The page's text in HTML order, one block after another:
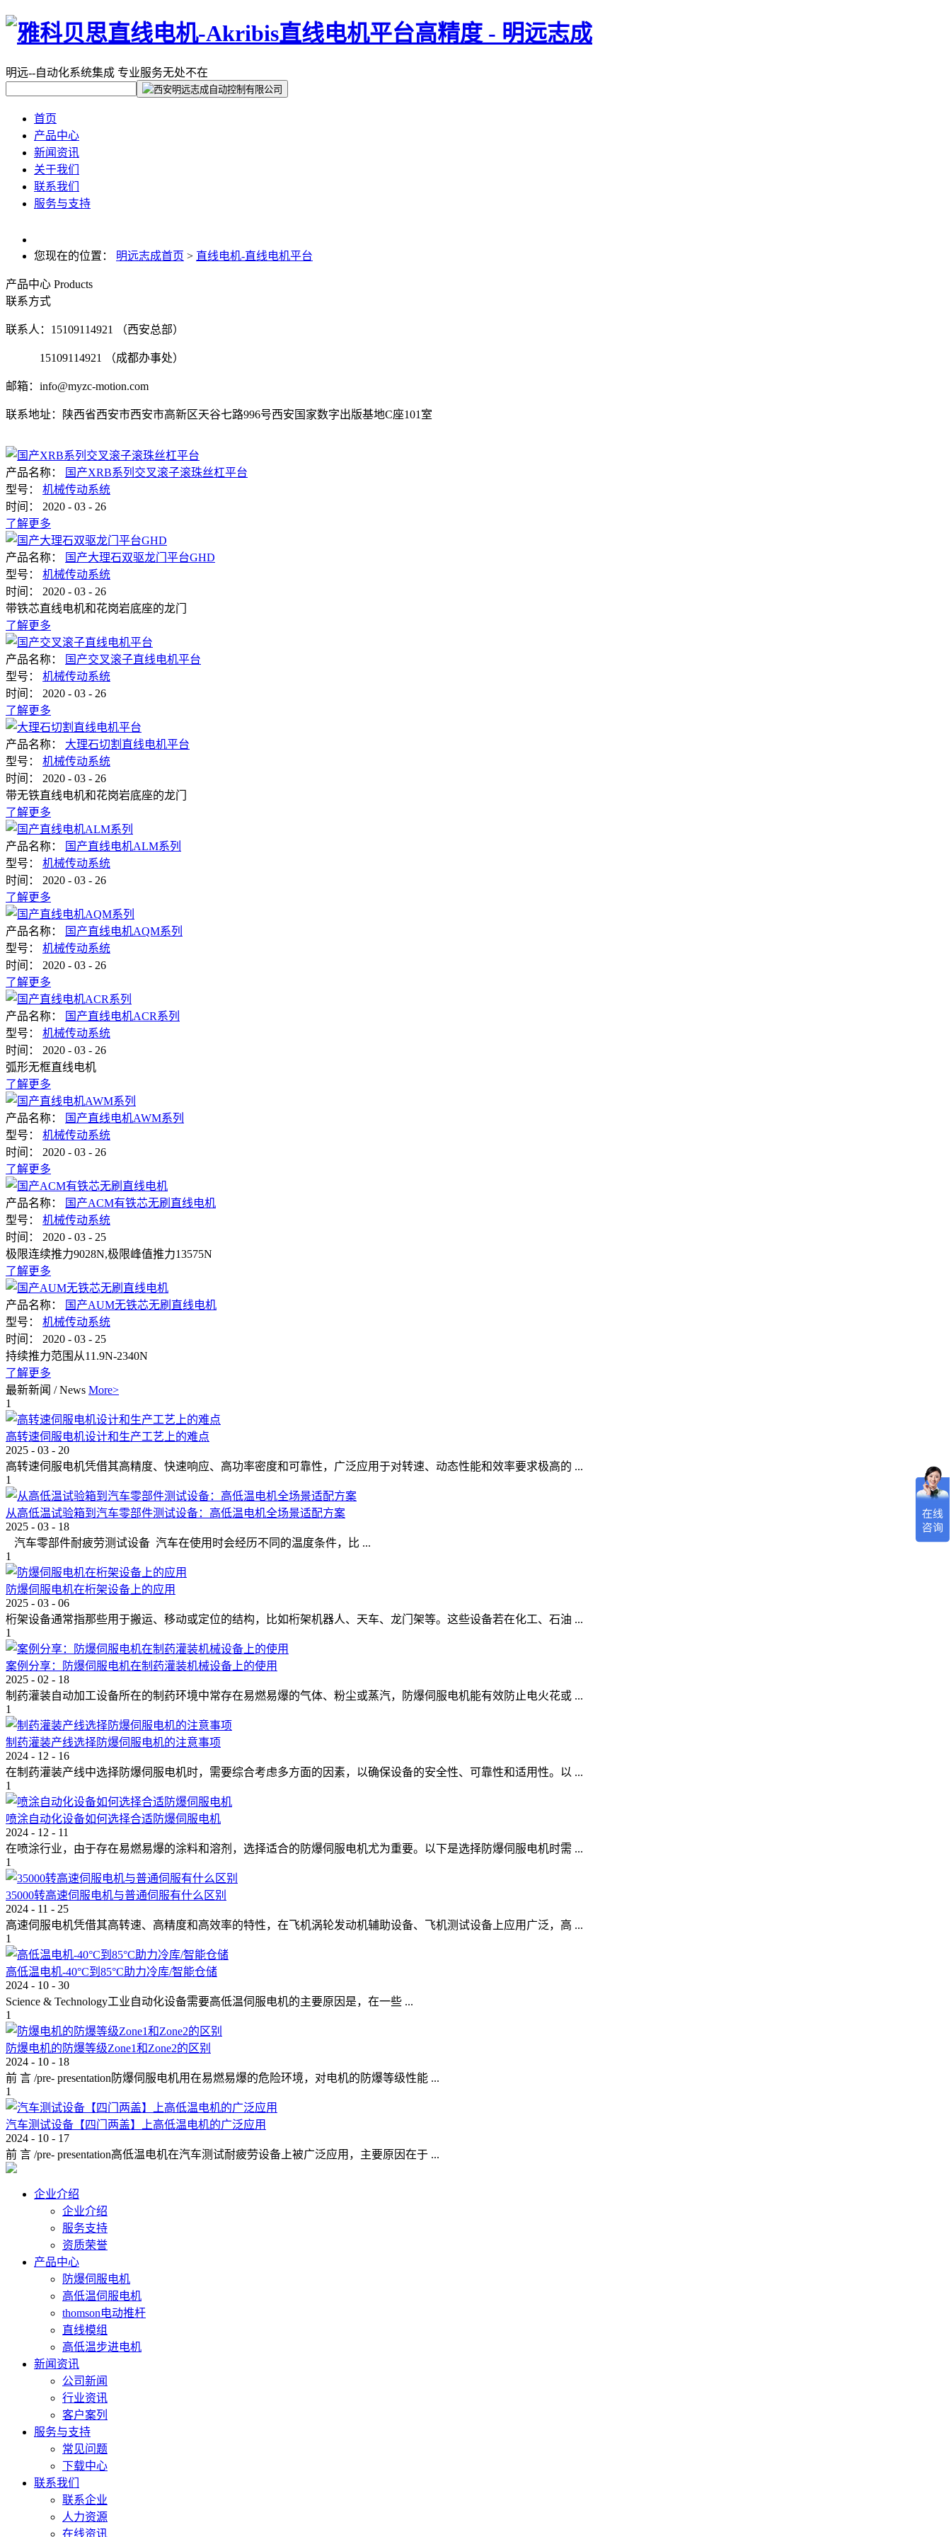
明远--自动化系统集成 专业服务无处不在
首页
产品中心
新闻资讯
关于我们
联系我们
服务与支持
您现在的位置： 明远志成首页 > 直线电机-直线电机平台
产品中心 Products
联系方式
联系人：15109114921 （西安总部）
15109114921 （成都办事处）
邮箱：info@myzc-motion.com
联系地址：陕西省西安市西安市高新区天谷七路996号西安国家数字出版基地C座101室
产品名称：
国产XRB系列交叉滚子滚珠丝杠平台
型号：
机械传动系统
时间：
2020 - 03 - 26
了解更多
产品名称：
国产大理石双驱龙门平台GHD
型号：
机械传动系统
时间：
2020 - 03 - 26
带铁芯直线电机和花岗岩底座的龙门
了解更多
产品名称：
国产交叉滚子直线电机平台
型号：
机械传动系统
时间：
2020 - 03 - 26
了解更多
产品名称：
大理石切割直线电机平台
型号：
机械传动系统
时间：
2020 - 03 - 26
带无铁直线电机和花岗岩底座的龙门
了解更多
产品名称：
国产直线电机ALM系列
型号：
机械传动系统
时间：
2020 - 03 - 26
了解更多
产品名称：
国产直线电机AQM系列
型号：
机械传动系统
时间：
2020 - 03 - 26
了解更多
产品名称：
国产直线电机ACR系列
型号：
机械传动系统
时间：
2020 - 03 - 26
弧形无框直线电机
了解更多
产品名称：
国产直线电机AWM系列
型号：
机械传动系统
时间：
2020 - 03 - 26
了解更多
产品名称：
国产ACM有铁芯无刷直线电机
型号：
机械传动系统
时间：
2020 - 03 - 25
极限连续推力9028N,极限峰值推力13575N
了解更多
产品名称：
国产AUM无铁芯无刷直线电机
型号：
机械传动系统
时间：
2020 - 03 - 25
持续推力范围从11.9N-2340N
了解更多
最新新闻 / News More>
1
高转速伺服电机设计和生产工艺上的难点
2025 - 03 - 20
高转速伺服电机凭借其高精度、快速响应、高功率密度和可靠性，广泛应用于对转速、动态性能和效率要求极高的 ...
1
从高低温试验箱到汽车零部件测试设备：高低温电机全场景适配方案
2025 - 03 - 18
汽车零部件耐疲劳测试设备 汽车在使用时会经历不同的温度条件，比 ...
1
防爆伺服电机在桁架设备上的应用
2025 - 03 - 06
桁架设备通常指那些用于搬运、移动或定位的结构，比如桁架机器人、天车、龙门架等。这些设备若在化工、石油 ...
1
案例分享：防爆伺服电机在制药灌装机械设备上的使用
2025 - 02 - 18
制药灌装自动加工设备所在的制药环境中常存在易燃易爆的气体、粉尘或蒸汽，防爆伺服电机能有效防止电火花或 ...
1
制药灌装产线选择防爆伺服电机的注意事项
2024 - 12 - 16
在制药灌装产线中选择防爆伺服电机时，需要综合考虑多方面的因素，以确保设备的安全性、可靠性和适用性。以 ...
1
喷涂自动化设备如何选择合适防爆伺服电机
2024 - 12 - 11
在喷涂行业，由于存在易燃易爆的涂料和溶剂，选择适合的防爆伺服电机尤为重要。以下是选择防爆伺服电机时需 ...
1
35000转高速伺服电机与普通伺服有什么区别
2024 - 11 - 25
高速伺服电机凭借其高转速、高精度和高效率的特性，在飞机涡轮发动机辅助设备、飞机测试设备上应用广泛，高 ...
1
高低温电机-40°C到85°C助力冷库/智能仓储
2024 - 10 - 30
Science & Technology工业自动化设备需要高低温伺服电机的主要原因是，在一些 ...
1
防爆电机的防爆等级Zone1和Zone2的区别
2024 - 10 - 18
前 言 /pre- presentation防爆伺服电机用在易燃易爆的危险环境，对电机的防爆等级性能 ...
1
汽车测试设备【四门两盖】上高低温电机的广泛应用
2024 - 10 - 17
前 言 /pre- presentation高低温电机在汽车测试耐疲劳设备上被广泛应用，主要原因在于 ...
企业介绍
企业介绍
服务支持
资质荣誉
产品中心
防爆伺服电机
高低温伺服电机
thomson电动推杆
直线模组
高低温步进电机
新闻资讯
公司新闻
行业资讯
客户案列
服务与支持
常见问题
下载中心
联系我们
联系企业
人力资源
在线资讯